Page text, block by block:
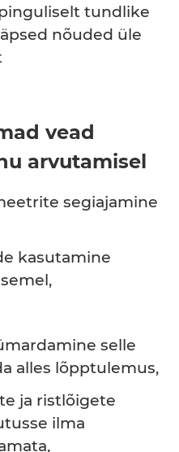
tundlike
nõuded üle
vead
arvutamisel
segiajamine
kasutamine
selle
alles lõpptulemus,
ja ristlõigete
ilma